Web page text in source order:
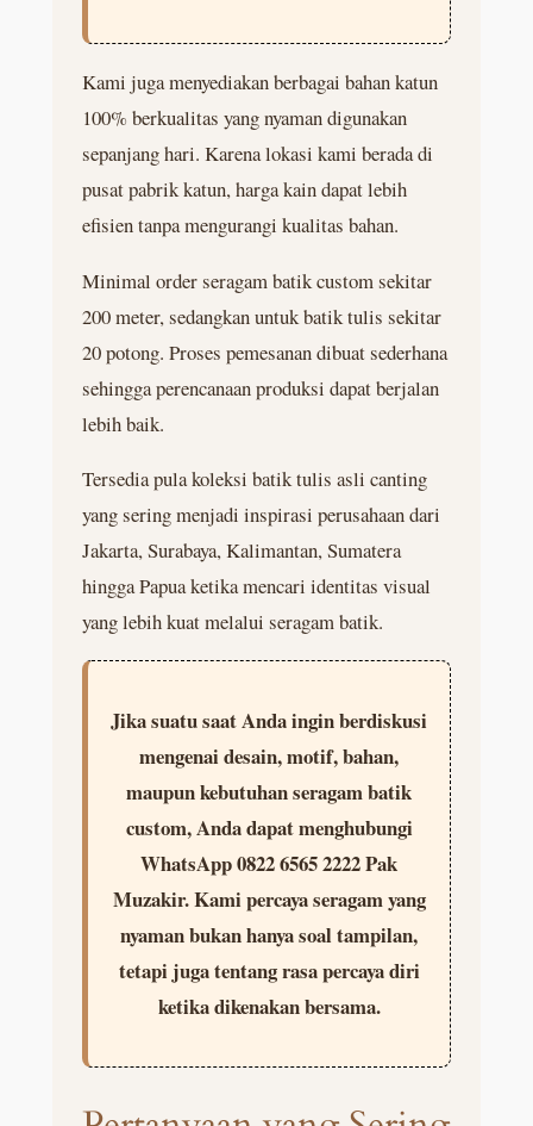
Kami juga menyediakan berbagai bahan katun
100% berkualitas yang nyaman digunakan
sepanjang hari. Karena lokasi kami berada di
pusat pabrik katun, harga kain dapat lebih
efisien tanpa mengurangi kualitas bahan.
Minimal order seragam batik custom sekitar
200 meter, sedangkan untuk batik tulis sekitar
20 potong. Proses pemesanan dibuat sederhana
sehingga perencanaan produksi dapat berjalan
lebih baik.
Tersedia pula koleksi batik tulis asli canting
yang sering menjadi inspirasi perusahaan dari
Jakarta, Surabaya, Kalimantan, Sumatera
hingga Papua ketika mencari identitas visual
yang lebih kuat melalui seragam batik.
Jika suatu saat Anda ingin berdiskusi
mengenai desain, motif, bahan,
maupun kebutuhan seragam batik
custom, Anda dapat menghubungi
WhatsApp 0822 6565 2222 Pak
Muzakir. Kami percaya seragam yang
nyaman bukan hanya soal tampilan,
tetapi juga tentang rasa percaya diri
ketika dikenakan bersama.